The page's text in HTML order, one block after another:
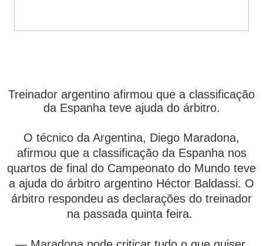
Treinador argentino afirmou que a classificação
da Espanha teve ajuda do árbitro.
O técnico da Argentina, Diego Maradona,
afirmou que a classificação da Espanha nos
quartos de final do Campeonato do Mundo teve
a ajuda do árbitro argentino Héctor Baldassi. O
árbitro respondeu as declarações do treinador
na passada quinta feira.